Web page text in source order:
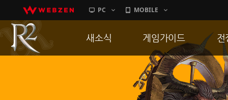
PC MOBILE
새소식 게임가이드
게임 특징
서버가이드
전
통
공